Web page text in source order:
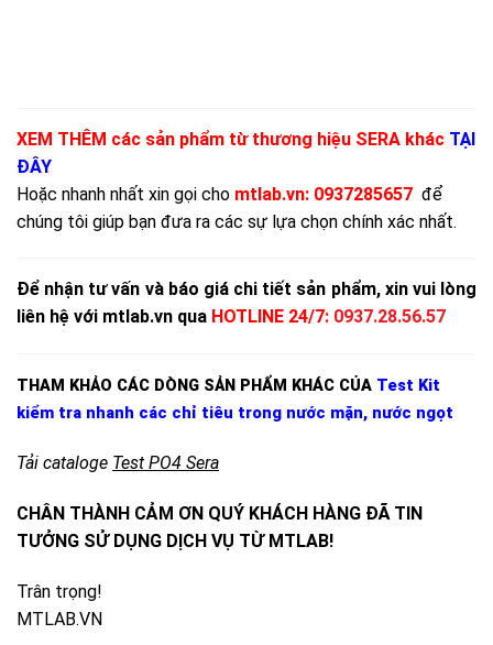
XEM THÊM các sản phẩm từ thương hiệu SERA khác TẠI
ĐÂY
Hoặc nhanh nhất xin gọi cho mtlab.vn: 0937285657 để
chúng tôi giúp bạn đưa ra các sự lựa chọn chính xác nhất.
Để nhận tư vấn và báo giá chi tiết sản phẩm, xin vui lòng
liên hệ với mtlab.vn qua HOTLINE 24/7: 0937.28.56.57
THAM KHẢO CÁC DÒNG SẢN PHẨM KHÁC CỦA Test Kit
kiểm tra nhanh các chỉ tiêu trong nước mặn, nước ngọt
Tải cataloge Test PO4 Sera
CHÂN THÀNH CẢM ƠN QUÝ KHÁCH HÀNG ĐÃ TIN
TƯỞNG SỬ DỤNG DỊCH VỤ TỪ MTLAB!
Trân trọng!
MTLAB.VN